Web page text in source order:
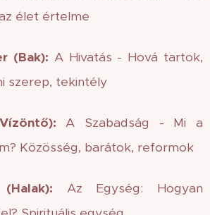
élet értelme
(Bak): A Hivatás - Hová tartok,
szerep, tekintély
A Szabadság - Mi a
Közösség, barátok, reformok
Az Egység: Hogyan